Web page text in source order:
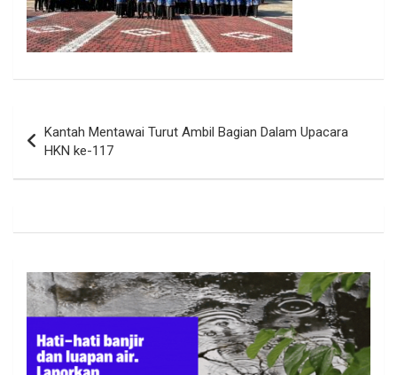
pos
Kantah Mentawai Turut Ambil Bagian Dalam Upacara
HKN ke-117